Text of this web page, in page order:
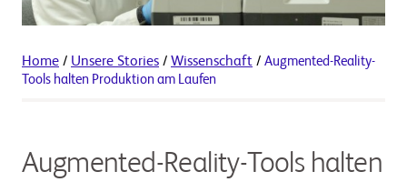
Home / Unsere Stories / Wissenschaft / Augmented-Reality-
Tools halten Produktion am Laufen
Augmented-Reality-Tools halten